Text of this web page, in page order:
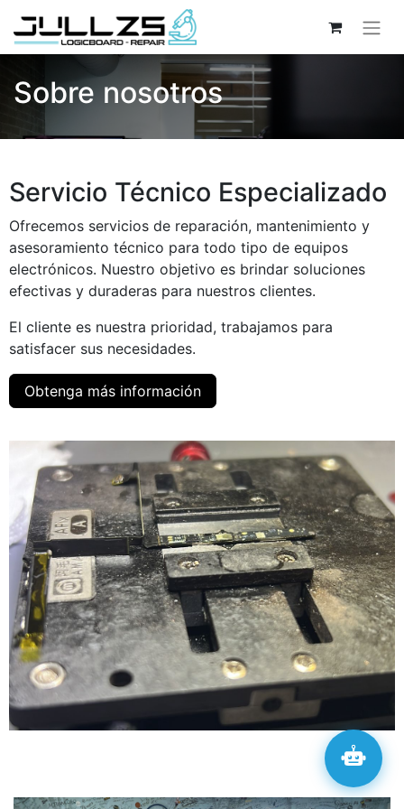
Sobre nosotros
Servicio Técnico Especializado
Ofrecemos servicios de reparación, mantenimiento y
asesoramiento técnico para todo tipo de equipos
electrónicos. Nuestro objetivo es brindar soluciones
efectivas y duraderas para nuestros clientes.
El cliente es nuestra prioridad, trabajamos para
satisfacer sus necesidades.
Obtenga más información